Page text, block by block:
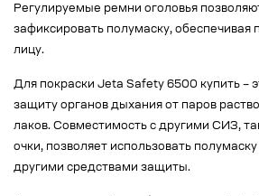
Регулируемые ремни оголовья
зафиксировать полумаску, обеспечивая
лицу.
Для покраски Jeta Safety 6500 купить –
защиту органов дыхания от паров
лаков. Совместимость с другими СИЗ,
очки, позволяет использовать
другими средствами защиты.